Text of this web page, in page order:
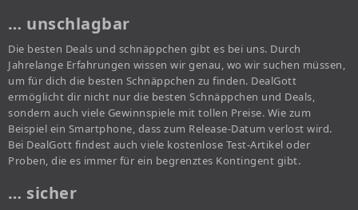
… unschlagbar
Die besten Deals und schnäppchen gibt es bei uns. Durch
Jahrelange Erfahrungen wissen wir genau, wo wir suchen müssen,
um für dich die besten Schnäppchen zu finden. DealGott
ermöglicht dir nicht nur die besten Schnäppchen und Deals,
sondern auch viele Gewinnspiele mit tollen Preise. Wie zum
Beispiel ein Smartphone, dass zum Release-Datum verlost wird.
Bei DealGott findest auch viele kostenlose Test-Artikel oder
Proben, die es immer für ein begrenztes Kontingent gibt.
… sicher